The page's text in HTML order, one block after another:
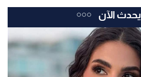
يحدث الآن